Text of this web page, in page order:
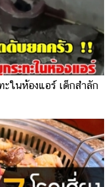
ะในห้องแอร์ เด็กสำลัก